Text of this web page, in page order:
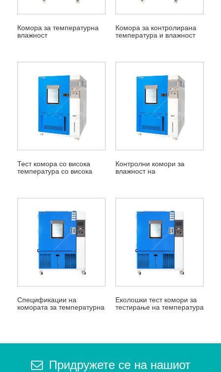
Комора за температурна
влажност
Комора за контролирана
температура и влажност
Тест комора со висока
температура со висока
Контролни комори за
влажност на
Спецификации на
комората за температурна
Еколошки тест комори за
тестирање на температура
Придружете се на нашиот